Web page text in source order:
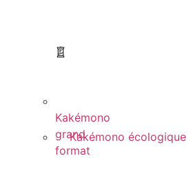
Kakémono
grand
format
Kakémono écologique